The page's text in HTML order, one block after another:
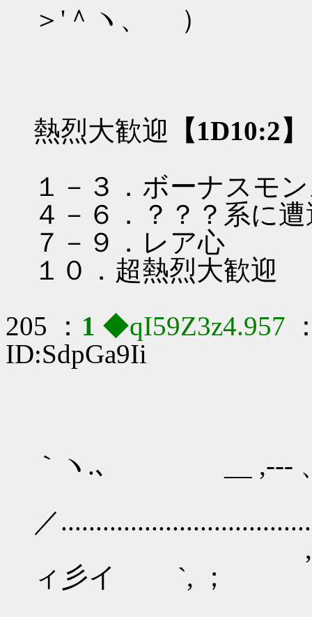
＞'＾ヽ、 ）
熱烈大歓迎
【1D10:2】
１－３．ボーナスモ
４－６．？？？系に
７－９．レア心
１０．超熱烈大歓迎
205 ： 1 ◆qI59Z3z4.957
ID:SdpGa9Ii
｀ヽ.､ __ ,---
／
ィ彡イ `, ；